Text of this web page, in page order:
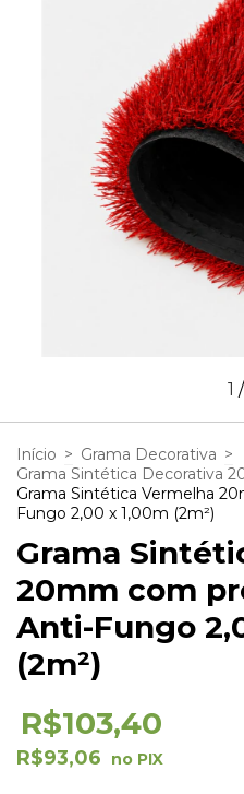
1 /
Início > Grama Decorativa >
Grama Sintética Decorativa
Grama Sintética Vermelha
Fungo 2,00 x 1,00m (2m²)
Grama
20mm com
Anti-Fungo
(2m²)
R$103,40
R$93,06